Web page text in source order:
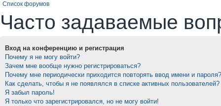
Список форумов
Часто задаваемые
Вход на конференцию и регистрация
Почему я не могу войти?
Зачем мне вообще нужно регистрироваться?
Почему мне периодически приходится повторять ввод имени и пароля?
Как сделать, чтобы я не появлялся в списке активных пользователей?
Я забыл пароль!
Я только что зарегистрировался, но не могу войти!